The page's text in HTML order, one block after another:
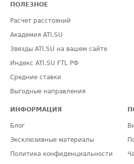
ПОЛЕЗНОЕ
Расчет расстояний
Академия ATI.SU
Звезды ATI.SU на вашем сайте
Индекс ATI.SU FTL РФ
Средние ставки
Выгодные направления
ИНФОРМАЦИЯ
Блог
Эксклюзивные материалы
Политика конфиденциальности